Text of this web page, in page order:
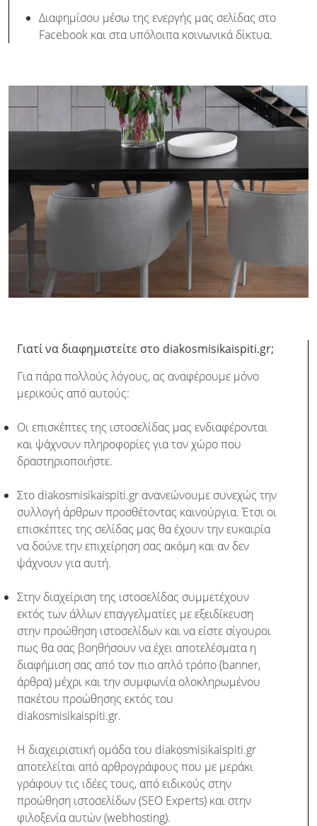
Διαφημίσου μέσω της ενεργής μας σελίδας στο
Facebook και στα υπόλοιπα κοινωνικά δίκτυα.
Γιατί να διαφημιστείτε στο diakosmisikaispiti.gr;
Για πάρα πολλούς λόγους, ας αναφέρουμε μόνο
μερικούς από αυτούς:
Οι επισκέπτες της ιστοσελίδας μας ενδιαφέρονται
και ψάχνουν πληροφορίες για τον χώρο που
δραστηριοποιήστε.
Στο diakosmisikaispiti.gr ανανεώνουμε συνεχώς την
συλλογή άρθρων προσθέτοντας καινούργια. Έτσι οι
επισκέπτες της σελίδας μας θα έχουν την ευκαιρία
να δούνε την επιχείρηση σας ακόμη και αν δεν
ψάχνουν για αυτή.
Στην διαχείριση της ιστοσελίδας συμμετέχουν
εκτός των άλλων επαγγελματίες με εξειδίκευση
στην προώθηση ιστοσελίδων και να είστε σίγουροι
πως θα σας βοηθήσουν να έχει αποτελέσματα η
διαφήμιση σας από τον πιο απλό τρόπο (banner,
άρθρα) μέχρι και την συμφωνία ολοκληρωμένου
πακέτου προώθησης εκτός του
diakosmisikaispiti.gr.
Η διαχειριστική ομάδα του diakosmisikaispiti.gr
αποτελείται από αρθρογράφους που με μεράκι
γράφουν τις ιδέες τους, από ειδικούς στην
προώθηση ιστοσελίδων (SEO Experts) και στην
φιλοξενία αυτών (webhosting).